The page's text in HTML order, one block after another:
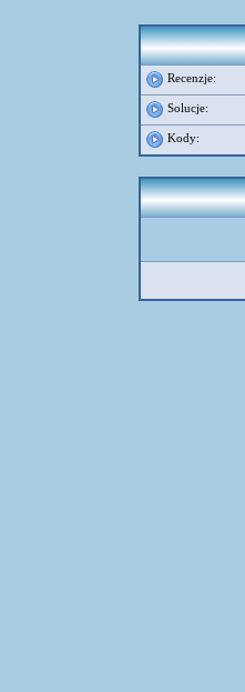
Recenzje:
Solucje:
Kody: